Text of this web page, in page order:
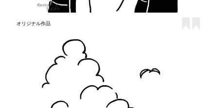
オリジナル作品